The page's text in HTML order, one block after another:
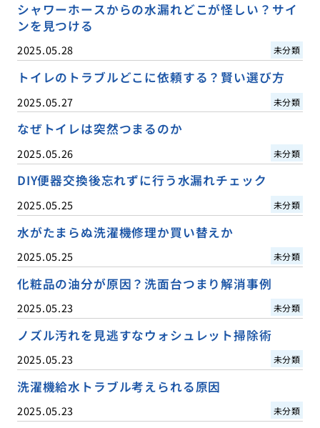
シャワーホースからの水漏れどこが怪しい？サイ
ンを見つける
2025.05.28 未分類
トイレのトラブルどこに依頼する？賢い選び方
2025.05.27 未分類
なぜトイレは突然つまるのか
2025.05.26 未分類
DIY便器交換後忘れずに行う水漏れチェック
2025.05.25 未分類
水がたまらぬ洗濯機修理か買い替えか
2025.05.25 未分類
化粧品の油分が原因？洗面台つまり解消事例
2025.05.23 未分類
ノズル汚れを見逃すなウォシュレット掃除術
2025.05.23 未分類
洗濯機給水トラブル考えられる原因
2025.05.23 未分類